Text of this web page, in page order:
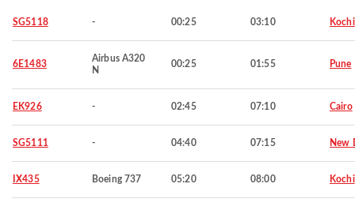
SG5118 - 00:25 03:10 Kochi
6E1483
Airbus A320
N
00:25 01:55 Pune
EK926 - 02:45 07:10 Cairo
SG5111 - 04:40 07:15 New
IX435 Boeing 737 05:20 08:00 Kochi